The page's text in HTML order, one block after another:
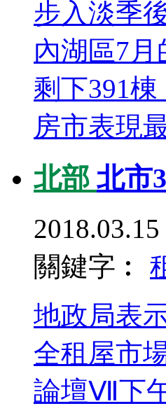
步入淡季
內湖區7
剩下391
房市表現
北部 北市
2018.03.15
關鍵字︰
地政局表
全租屋市
論壇Ⅶ下